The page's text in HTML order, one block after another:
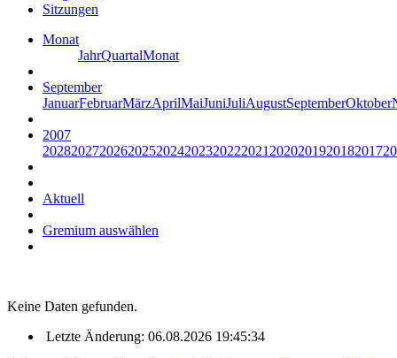
Sitzungen
Monat
JahrQuartalMonat
September
JanuarFebruarMärzAprilMaiJuniJuliAugustSeptemberOktober
2007
20282027202620252024202320222021 2020201920182017
Aktuell
Gremium auswählen
Keine Daten gefunden.
Letzte Änderung: 06.08.2026 19:45:34